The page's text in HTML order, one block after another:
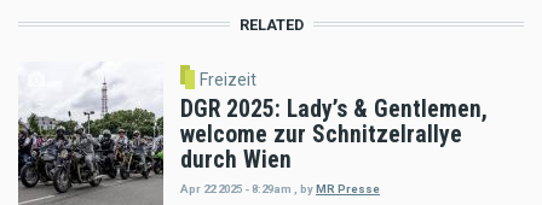
RELATED
Freizeit
DGR 2025: Lady’s & Gentlemen,
welcome zur Schnitzelrallye
durch Wien
Apr 22 2025 - 8:29am byMR Presse